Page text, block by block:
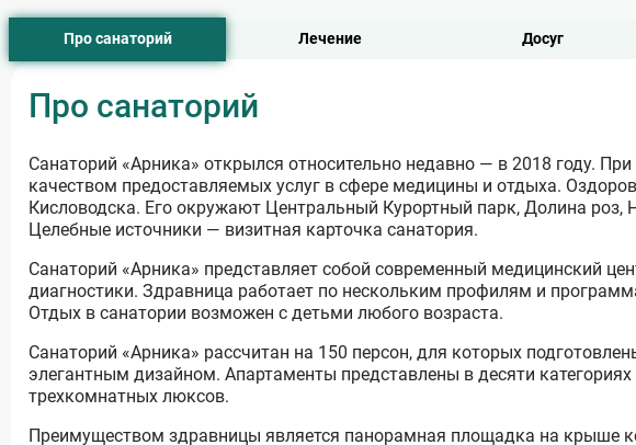
Про санаторий Лечение Досуг
Про санаторий
Санаторий «Арника» открылся относительно недавно — в 2018 году.
качеством предоставляемых услуг в сфере медицины и отдыха.
Кисловодска. Его окружают Центральный Курортный парк, Долина роз,
Целебные источники — визитная карточка санатория.
Санаторий «Арника» представляет собой современный медицинский
диагностики. Здравница работает по нескольким профилям и
Отдых в санатории возможен с детьми любого возраста.
Санаторий «Арника» рассчитан на 150 персон, для которых
элегантным дизайном. Апартаменты представлены в десяти
трехкомнатных люксов.
Преимуществом здравницы является панорамная площадка на крыше